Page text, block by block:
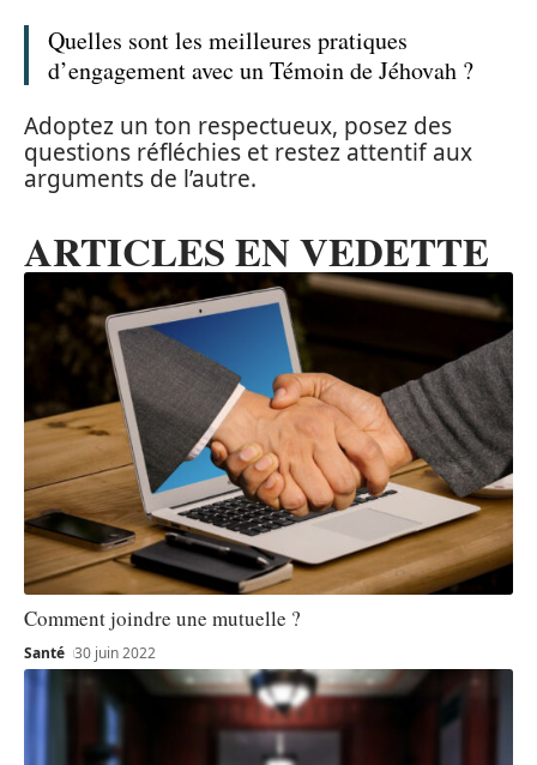
Quelles sont les meilleures pratiques
d’engagement avec un Témoin de Jéhovah ?
Adoptez un ton respectueux, posez des
questions réfléchies et restez attentif aux
arguments de l’autre.
ARTICLES EN VEDETTE
Comment joindre une mutuelle ?
Santé 30 juin 2022